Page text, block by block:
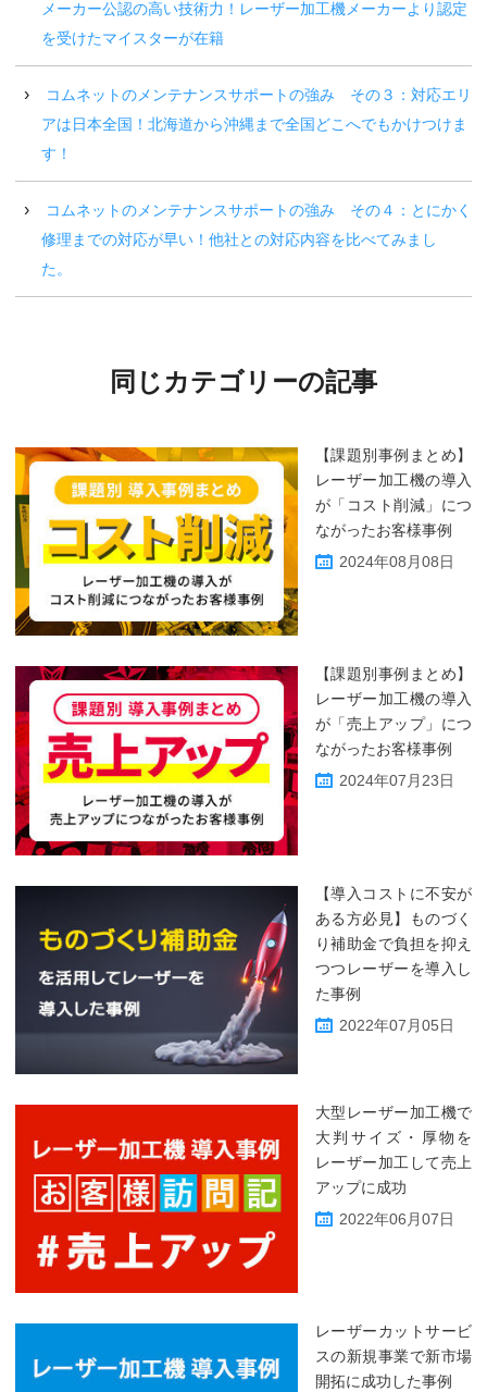
メーカー公認の高い技術力！レーザー加工機メーカーより認定
を受けたマイスターが在籍
コムネットのメンテナンスサポートの強み その３：対応エリ
アは日本全国！北海道から沖縄まで全国どこへでもかけつけま
す！
コムネットのメンテナンスサポートの強み その４：とにかく
修理までの対応が早い！他社との対応内容を比べてみまし
た。
同じカテゴリーの記事
【課題別事例まとめ】
レーザー加工機の導入
が「コスト削減」につ
ながったお客様事例
2024年08月08日
【課題別事例まとめ】
レーザー加工機の導入
が「売上アップ」につ
ながったお客様事例
2024年07月23日
【導入コストに不安が
ある方必見】ものづく
り補助金で負担を抑え
つつレーザーを導入し
た事例
2022年07月05日
大型レーザー加工機で
大判サイズ・厚物を
レーザー加工して売上
アップに成功
2022年06月07日
レーザーカットサービ
スの新規事業で新市場
開拓に成功した事例